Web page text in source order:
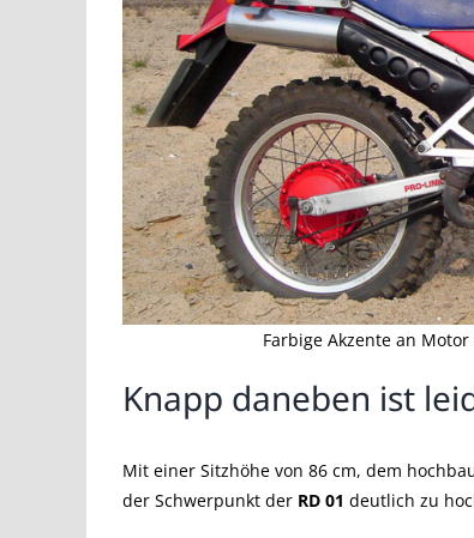
Farbige Akzente an
Knapp daneben ist
Mit einer Sitzhöhe von 86 cm, dem
der Schwerpunkt der RD 01 deutlich zu